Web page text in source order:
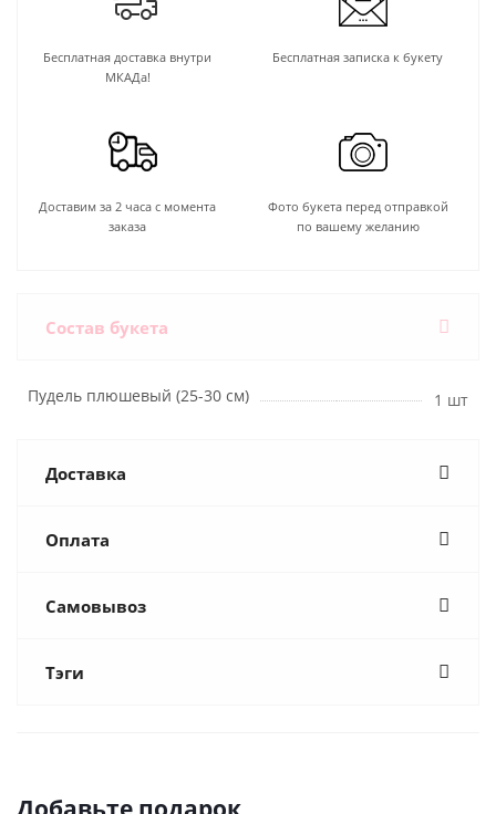
Бесплатная доставка внутри
МКАДа!
Бесплатная записка к букету
Доставим за 2 часа с момента
заказа
Фото букета перед отправкой
по вашему желанию
Состав букета
Пудель плюшевый (25-30 см) 1 шт
Доставка
Оплата
Самовывоз
Тэги